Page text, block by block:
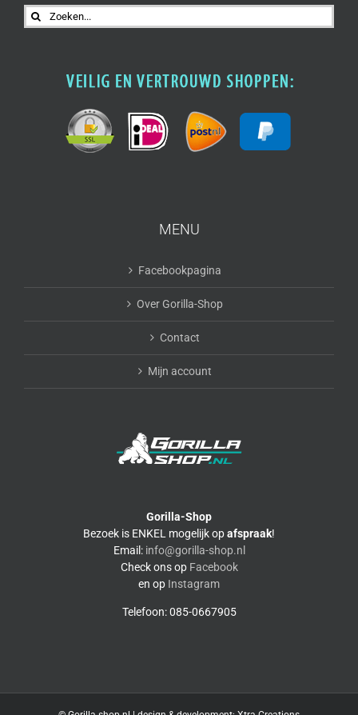
Zoeken
naar:
MENU
Facebookpagina
Over Gorilla-Shop
Contact
Mijn account
Gorilla-Shop
Bezoek is ENKEL mogelijk opafspraak!
Email: info@gorilla-shop.nl
Check ons op Facebook
en op Instagram
Telefoon: 085-0667905